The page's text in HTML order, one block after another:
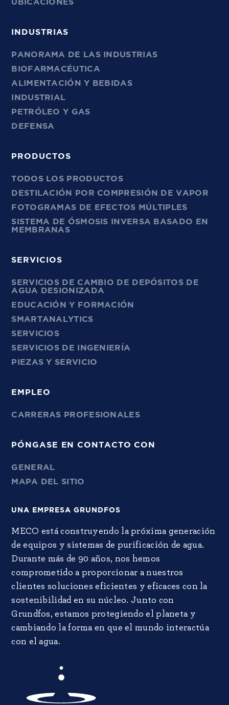
UBICACIONES
INDUSTRIAS
PANORAMA DE LAS INDUSTRIAS
BIOFARMACÉUTICA
ALIMENTACIÓN Y BEBIDAS
INDUSTRIAL
PETRÓLEO Y GAS
DEFENSA
PRODUCTOS
TODOS LOS PRODUCTOS
DESTILACIÓN POR COMPRESIÓN DE VAPOR
FOTOGRAMAS DE EFECTOS MÚLTIPLES
SISTEMA DE ÓSMOSIS INVERSA BASADO EN
MEMBRANAS
SERVICIOS
SERVICIOS DE CAMBIO DE DEPÓSITOS DE
AGUA DESIONIZADA
EDUCACIÓN Y FORMACIÓN
SMARTANALYTICS
SERVICIOS
SERVICIOS DE INGENIERÍA
PIEZAS Y SERVICIO
EMPLEO
CARRERAS PROFESIONALES
PÓNGASE EN CONTACTO CON
GENERAL
MAPA DEL SITIO
UNA EMPRESA GRUNDFOS
MECO está construyendo la próxima generación
de equipos y sistemas de purificación de agua.
Durante más de 90 años, nos hemos
comprometido a proporcionar a nuestros
clientes soluciones eficientes y eficaces con la
sostenibilidad en su núcleo. Junto con
Grundfos, estamos protegiendo el planeta y
cambiando la forma en que el mundo interactúa
con el agua.